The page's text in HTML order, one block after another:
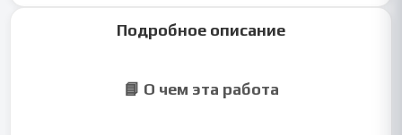
Подробное описание
📘 О чем эта работа